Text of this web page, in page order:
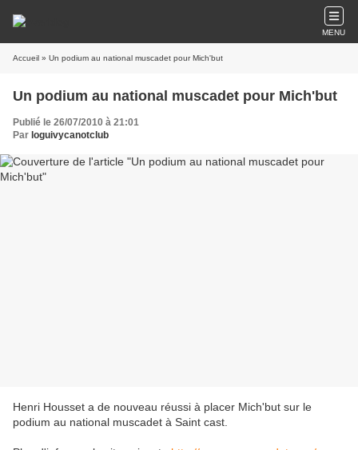
MENU
Accueil » Un podium au national muscadet pour Mich'but
Un podium au national muscadet pour Mich'but
Publié le 26/07/2010 à 21:01
Par loguivycanotclub
Henri Housset a de nouveau réussi à placer Mich'but sur le
podium au national muscadet à Saint cast.